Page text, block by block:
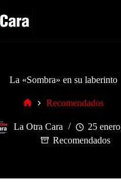
La «Sombra» en su laberinto
Recomendados
La Otra Cara
25
Recomendados